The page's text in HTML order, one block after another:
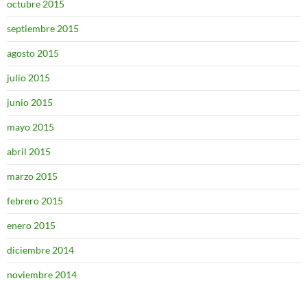
octubre 2015
septiembre 2015
agosto 2015
julio 2015
junio 2015
mayo 2015
abril 2015
marzo 2015
febrero 2015
enero 2015
diciembre 2014
noviembre 2014